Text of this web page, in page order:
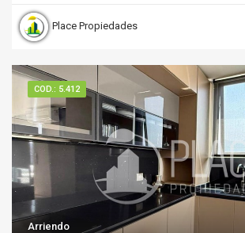
Place Propiedades
COD.: 5.412
Arriendo